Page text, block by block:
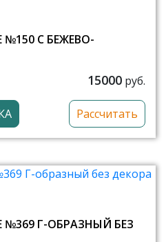
С БЕЖЕВО-
15000 руб.
Рассчитать
Г-ОБРАЗНЫЙ БЕЗ